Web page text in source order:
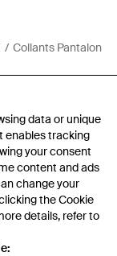
data or unique
enables tracking
your consent
content and ads
change your
the Cookie
details, refer to
Collants Pantalon